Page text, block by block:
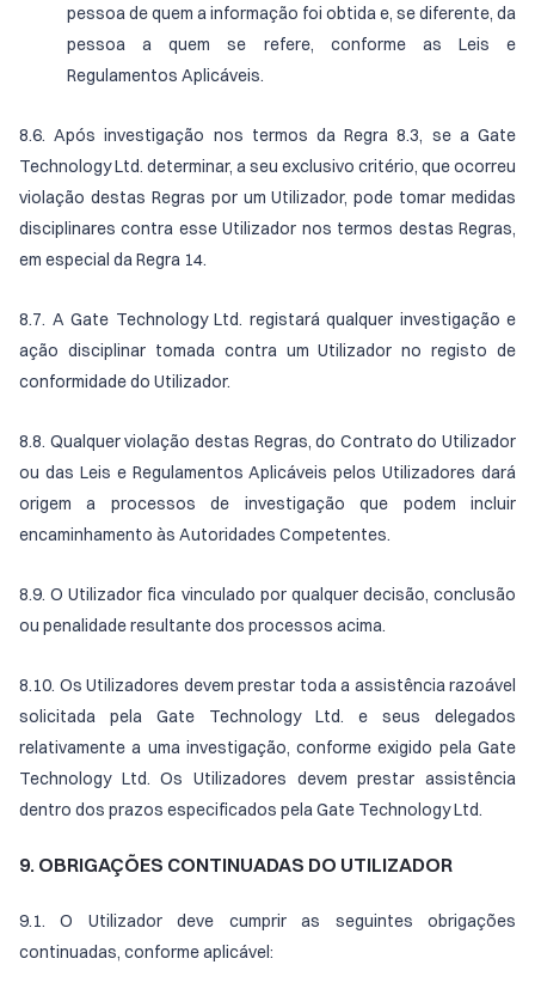
pessoa de quem a informação foi obtida e, se diferente, da
pessoa a quem se refere, conforme as Leis e
Regulamentos Aplicáveis.
8.6. Após investigação nos termos da Regra 8.3, se a Gate
Technology Ltd. determinar, a seu exclusivo critério, que ocorreu
violação destas Regras por um Utilizador, pode tomar medidas
disciplinares contra esse Utilizador nos termos destas Regras,
em especial da Regra 14.
8.7. A Gate Technology Ltd. registará qualquer investigação e
ação disciplinar tomada contra um Utilizador no registo de
conformidade do Utilizador.
8.8. Qualquer violação destas Regras, do Contrato do Utilizador
ou das Leis e Regulamentos Aplicáveis pelos Utilizadores dará
origem a processos de investigação que podem incluir
encaminhamento às Autoridades Competentes.
8.9. O Utilizador fica vinculado por qualquer decisão, conclusão
ou penalidade resultante dos processos acima.
8.10. Os Utilizadores devem prestar toda a assistência razoável
solicitada pela Gate Technology Ltd. e seus delegados
relativamente a uma investigação, conforme exigido pela Gate
Technology Ltd. Os Utilizadores devem prestar assistência
dentro dos prazos especificados pela Gate Technology Ltd.
9. OBRIGAÇÕES CONTINUADAS DO UTILIZADOR
9.1. O Utilizador deve cumprir as seguintes obrigações
continuadas, conforme aplicável: